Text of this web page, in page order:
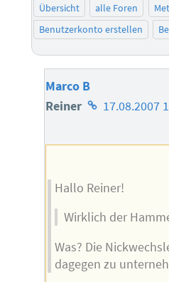
Übersicht alle Foren
Benutzerkonto erstellen
Marco B
Reiner Homepage
Autors
17.08.2007
Hallo Reiner!
Wirklich der
Was? Die
dagegen zu